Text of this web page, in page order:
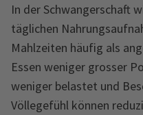
In der Schwangerschaft
täglichen
Mahlzeiten häufig als
Essen weniger grosser
weniger belastet und
Völlegefühl können